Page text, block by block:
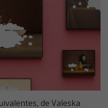
de Valeska